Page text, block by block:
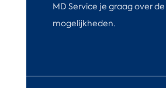
MD Service je graag over de
mogelijkheden.